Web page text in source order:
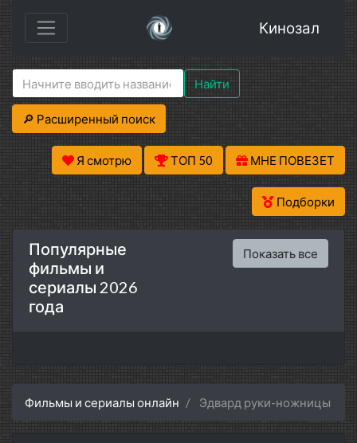
Кинозал
Найти
🔎 Расширенный поиск
Я смотрю ТОП 50 МНЕ ПОВЕЗЕТ
Подборки
Популярные
фильмы и
сериалы 2026
года
Показать все
Фильмы и сериалы онлайн Эдвард руки-ножницы